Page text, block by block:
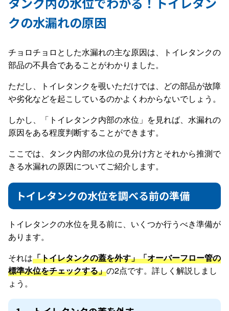
クの水漏れの原因
チョロチョロとした水漏れの主な原因は、トイレタンクの
部品の不具合であることがわかりました。
ただし、トイレタンクを覗いただけでは、どの部品が故障
や劣化などを起こしているのかよくわからないでしょう。
しかし、「トイレタンク内部の水位」を見れば、水漏れの
原因をある程度判断することができます。
ここでは、タンク内部の水位の見分け方とそれから推測で
きる水漏れの原因についてご紹介します。
トイレタンクの水位を調べる前の準備
トイレタンクの水位を見る前に、いくつか行うべき準備が
あります。
それは「トイレタンクの蓋を外す」「オーバーフロー管の
標準水位をチェックする」の2点です。詳しく解説しまし
ょう。